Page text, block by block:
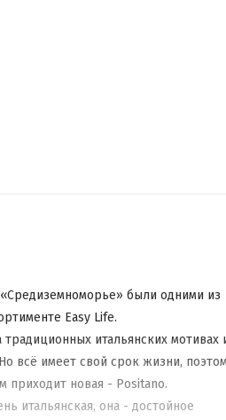
были одними из
Easy Life.
итальянских мотивах
всё имеет свой срок жизни,
приходит новая - Positano.
итальянская, она - достойное